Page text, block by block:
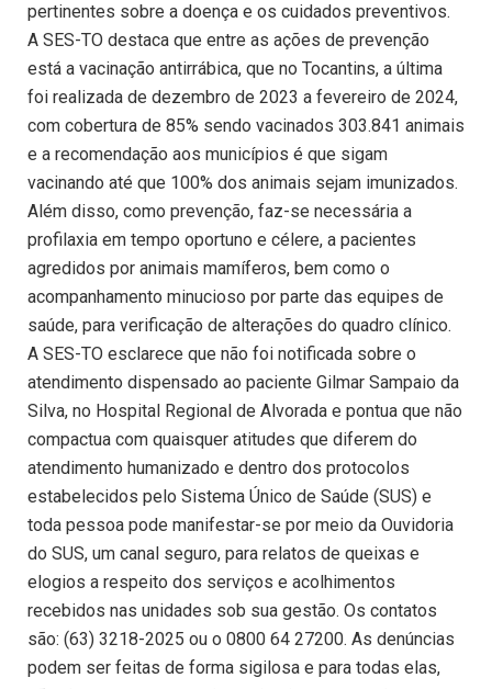
pertinentes sobre a doença e os cuidados preventivos.
A SES-TO destaca que entre as ações de prevenção
está a vacinação antirrábica, que no Tocantins, a última
foi realizada de dezembro de 2023 a fevereiro de 2024,
com cobertura de 85% sendo vacinados 303.841 animais
e a recomendação aos municípios é que sigam
vacinando até que 100% dos animais sejam imunizados.
Além disso, como prevenção, faz-se necessária a
profilaxia em tempo oportuno e célere, a pacientes
agredidos por animais mamíferos, bem como o
acompanhamento minucioso por parte das equipes de
saúde, para verificação de alterações do quadro clínico.
A SES-TO esclarece que não foi notificada sobre o
atendimento dispensado ao paciente Gilmar Sampaio da
Silva, no Hospital Regional de Alvorada e pontua que não
compactua com quaisquer atitudes que diferem do
atendimento humanizado e dentro dos protocolos
estabelecidos pelo Sistema Único de Saúde (SUS) e
toda pessoa pode manifestar-se por meio da Ouvidoria
do SUS, um canal seguro, para relatos de queixas e
elogios a respeito dos serviços e acolhimentos
recebidos nas unidades sob sua gestão. Os contatos
são: (63) 3218-2025 ou o 0800 64 27200. As denúncias
podem ser feitas de forma sigilosa e para todas elas,